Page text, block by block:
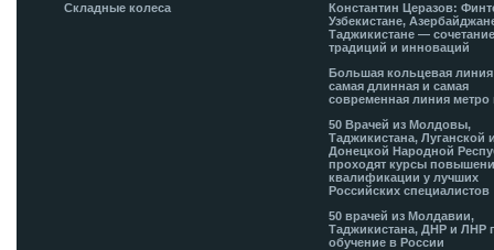
Складные колеса
Константин Церазов:
Узбекистане,
Таджикистане —
традиций и инноваций
Большая кольцевая
самая длинная и самая
современная линия метро
50 Врачей из Молдовы,
Таджикистана, Луганской
Донецкой Народной
проходят курсы
квалификации у лучших
Российских специалистов
50 врачей из Молдавии,
Таджикистана, ДНР и ЛНР
обучение в России